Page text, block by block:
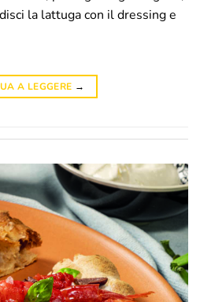
la lattuga con il dressing e
A LEGGERE →